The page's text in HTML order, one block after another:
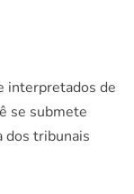
interpretados de
se submete
dos tribunais